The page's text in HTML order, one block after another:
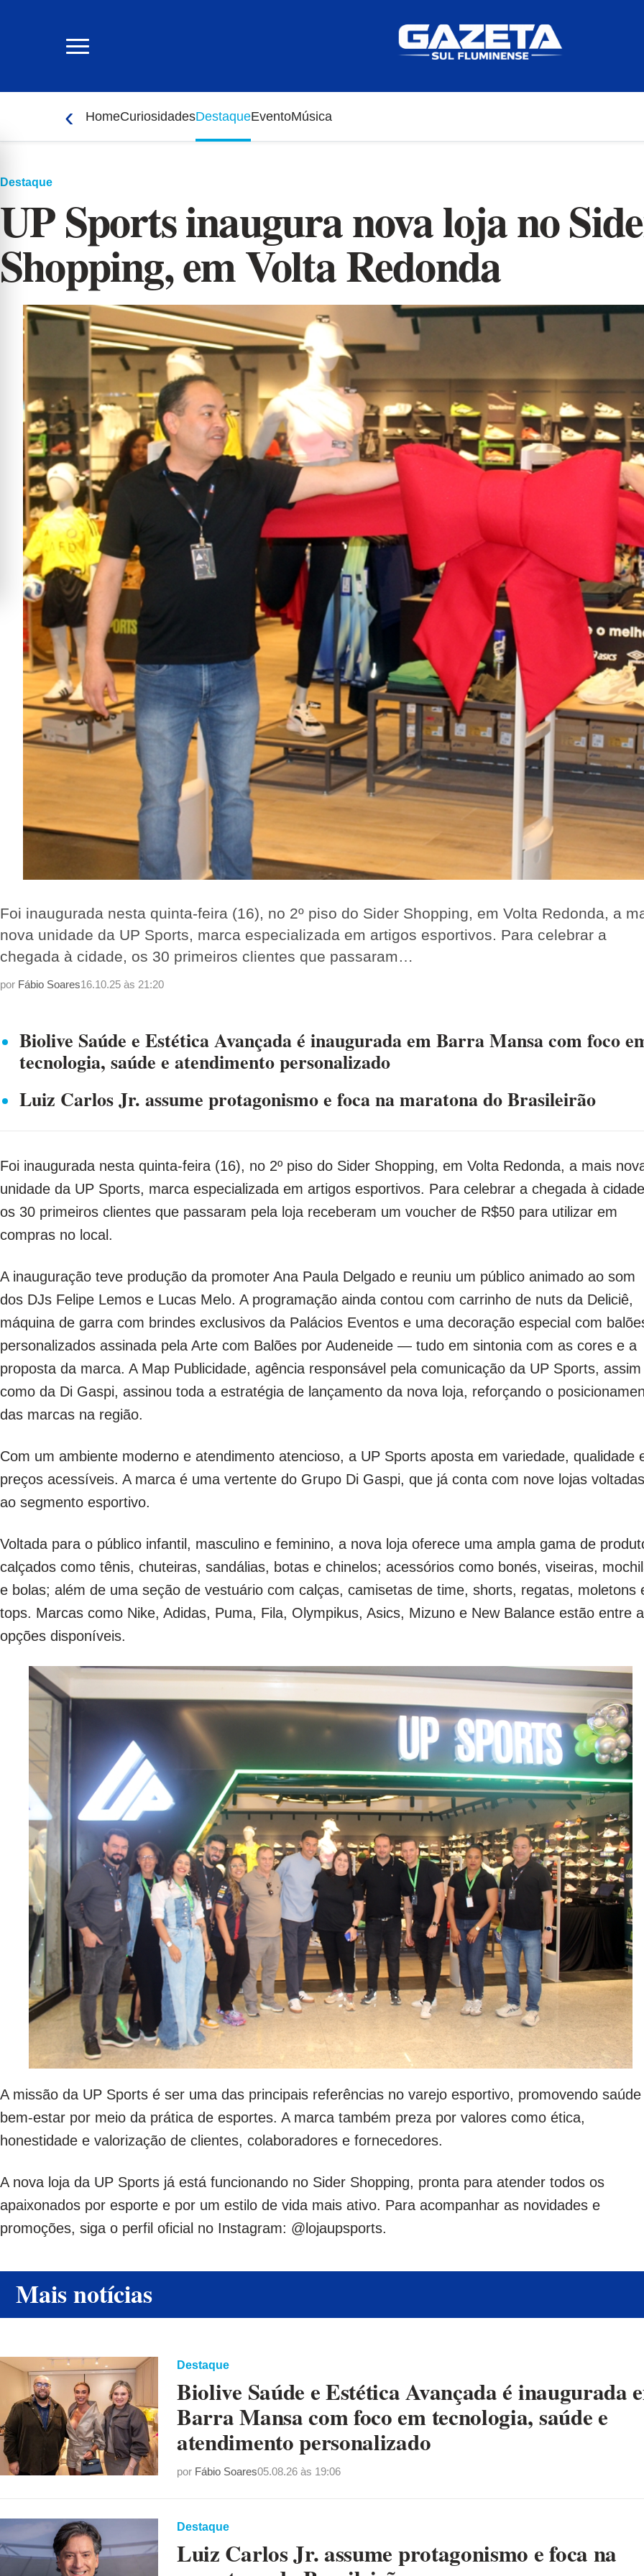
‹ HomeCuriosidadesDestaqueEventoMúsica
Destaque
UP Sports inaugura nova loja no
Shopping, em Volta Redonda
Foi inaugurada nesta quinta-feira (16), no 2º piso do Sider Shopping, em Volta Redonda, a
nova unidade da UP Sports, marca especializada em artigos esportivos. Para celebrar a
chegada à cidade, os 30 primeiros clientes que passaram…
por Fábio Soares16.10.25 às 21:20
Biolive Saúde e Estética Avançada é inaugurada em Barra Mansa com foco
tecnologia, saúde e atendimento personalizado
Luiz Carlos Jr. assume protagonismo e foca na maratona do Brasileirão
Foi inaugurada nesta quinta-feira (16), no 2º piso do Sider Shopping, em Volta Redonda, a mais
unidade da UP Sports, marca especializada em artigos esportivos. Para celebrar a chegada à
os 30 primeiros clientes que passaram pela loja receberam um voucher de R$50 para utilizar em
compras no local.
A inauguração teve produção da promoter Ana Paula Delgado e reuniu um público animado ao som
dos DJs Felipe Lemos e Lucas Melo. A programação ainda contou com carrinho de nuts da Deliciê,
máquina de garra com brindes exclusivos da Palácios Eventos e uma decoração especial com
personalizados assinada pela Arte com Balões por Audeneide — tudo em sintonia com as cores e a
proposta da marca. A Map Publicidade, agência responsável pela comunicação da UP Sports, assim
como da Di Gaspi, assinou toda a estratégia de lançamento da nova loja, reforçando o
das marcas na região.
Com um ambiente moderno e atendimento atencioso, a UP Sports aposta em variedade, qualidade
preços acessíveis. A marca é uma vertente do Grupo Di Gaspi, que já conta com nove lojas voltadas
ao segmento esportivo.
Voltada para o público infantil, masculino e feminino, a nova loja oferece uma ampla gama de
calçados como tênis, chuteiras, sandálias, botas e chinelos; acessórios como bonés, viseiras,
e bolas; além de uma seção de vestuário com calças, camisetas de time, shorts, regatas, moletons
tops. Marcas como Nike, Adidas, Puma, Fila, Olympikus, Asics, Mizuno e New Balance estão entre
opções disponíveis.
A missão da UP Sports é ser uma das principais referências no varejo esportivo, promovendo
bem-estar por meio da prática de esportes. A marca também preza por valores como ética,
honestidade e valorização de clientes, colaboradores e fornecedores.
A nova loja da UP Sports já está funcionando no Sider Shopping, pronta para atender todos os
apaixonados por esporte e por um estilo de vida mais ativo. Para acompanhar as novidades e
promoções, siga o perfil oficial no Instagram: @lojaupsports.
Mais notícias
Destaque
Biolive Saúde e Estética Avançada é inaugurada
Barra Mansa com foco em tecnologia, saúde e
atendimento personalizado
por Fábio Soares05.08.26 às 19:06
Destaque
Luiz Carlos Jr. assume protagonismo e foca na